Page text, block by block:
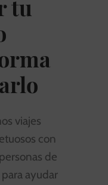
tu
viajes
con
de
ayudar